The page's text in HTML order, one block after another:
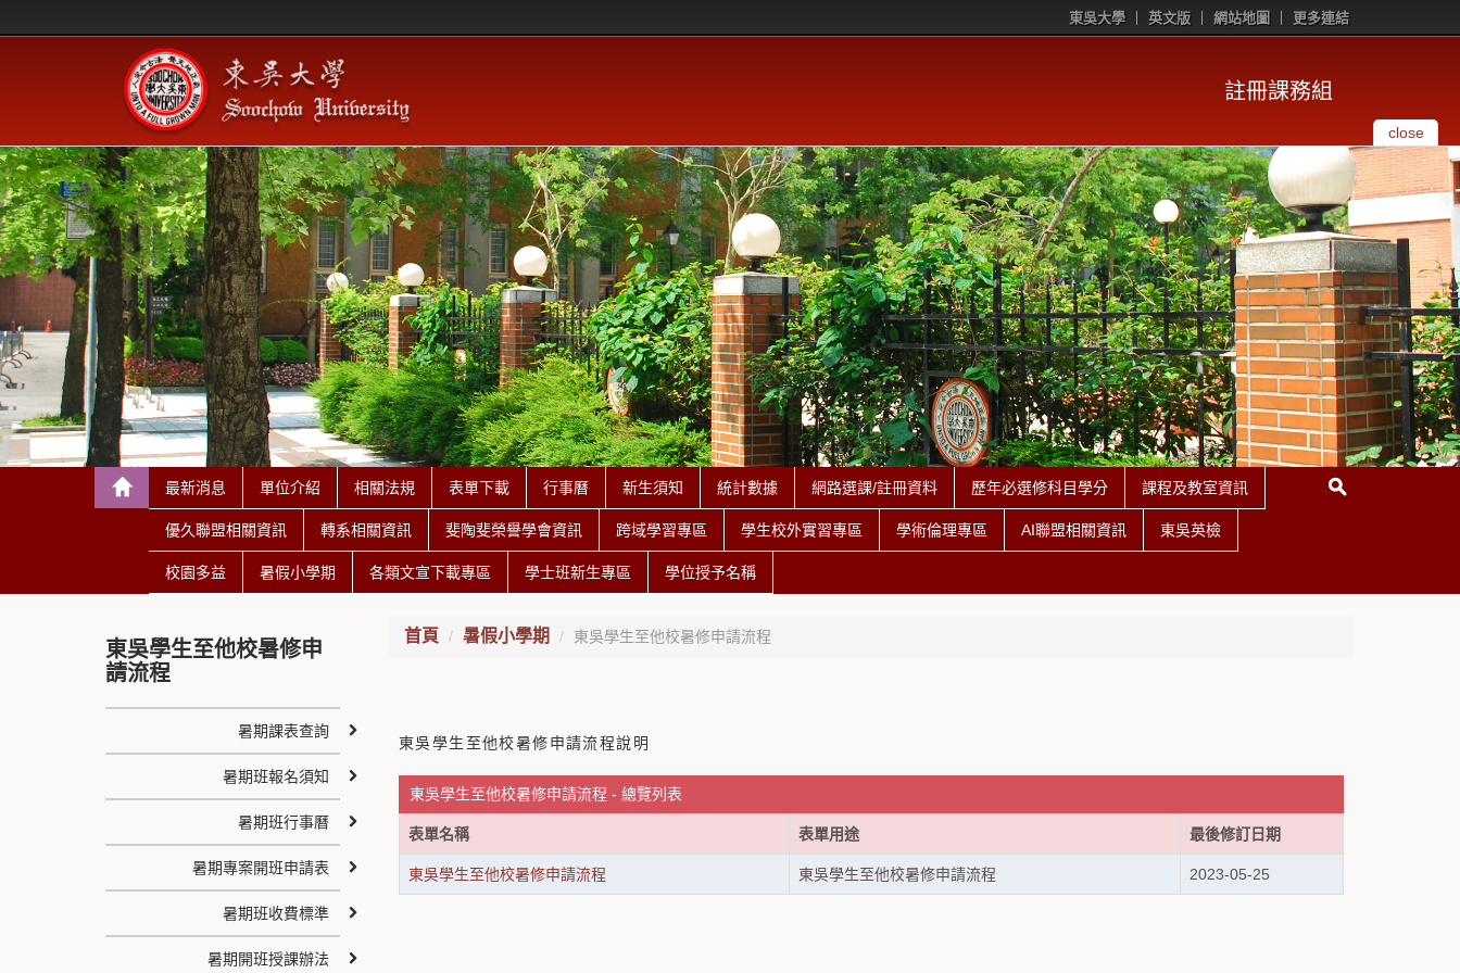
東吳大學 英文版 網站地圖 更多連結
註冊課務組
close
最新消息 單位介紹 相關法規 表單下載 行事曆 新生須知 統計數據 網路選課/註冊資料 歷年必選修科目學分 課程及教室資訊
優久聯盟相關資訊 轉系相關資訊 斐陶斐榮譽學會資訊 跨域學習專區 學生校外實習專區 學術倫理專區 AI聯盟相關資訊 東吳英檢
校園多益 暑假小學期 各類文宣下載專區 學士班新生專區 學位授予名稱
首頁 暑假小學期 東吳學生至他校暑修申請流程
東吳學生至他校暑修申請流程說明
東吳學生至他校暑修申請流程 - 總覽列表
表單名稱 表單用途 最後修訂日期
東吳學生至他校暑修申請流程 東吳學生至他校暑修申請流程 2023-05-25
東吳學生至他校暑修申
請流程
暑期課表查詢
暑期班報名須知
暑期班行事曆
暑期專案開班申請表
暑期班收費標準
暑期開班授課辦法